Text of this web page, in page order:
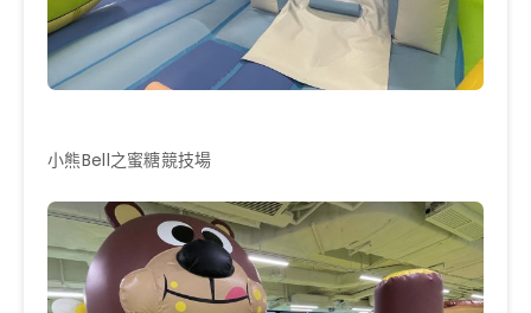
小熊Bell之蜜糖競技場